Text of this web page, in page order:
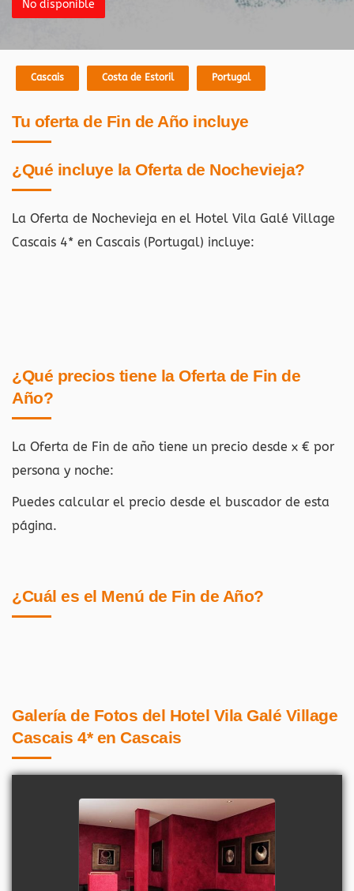
No disponible
Cascais Costa de Estoril Portugal
Tu oferta de Fin de Año incluye
¿Qué incluye la Oferta de Nochevieja?
La Oferta de Nochevieja en el Hotel Vila Galé Village
Cascais 4* en Cascais (Portugal) incluye:
¿Qué precios tiene la Oferta de Fin de
Año?
La Oferta de Fin de año tiene un precio desde x € por
persona y noche:
Puedes calcular el precio desde el buscador de esta
página.
¿Cuál es el Menú de Fin de Año?
Galería de Fotos del Hotel Vila Galé Village
Cascais 4* en Cascais